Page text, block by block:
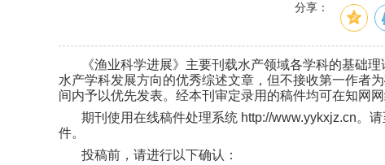
分享：
《渔业科学进展》主要刊载水产领域各学科的基础理
水产学科发展方向的优秀综述文章，但不接收第一作者
间内予以优先发表。经本刊审定录用的稿件均可在知网
期刊使用在线稿件处理系统 http://www.yykxjz.cn。
件。
投稿前，请进行以下确认：